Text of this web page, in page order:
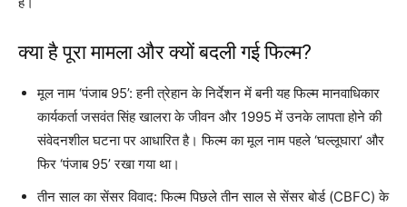
क्या है पूरा मामला और क्यों बदली गई फिल्म?
मूल नाम ‘पंजाब 95’: हनी त्रेहान के निर्देशन में बनी यह फिल्म मानवाधिकार
कार्यकर्ता जसवंत सिंह खालरा के जीवन और 1995 में उनके लापता होने की
संवेदनशील घटना पर आधारित है। फिल्म का मूल नाम पहले ‘घल्लूघारा’ और
फिर ‘पंजाब 95’ रखा गया था।
तीन साल का सेंसर विवाद: फिल्म पिछले तीन साल से सेंसर बोर्ड (CBFC) के